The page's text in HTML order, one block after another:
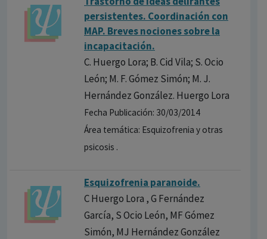
persistentes. Coordinación con
MAP. Breves nociones sobre la
incapacitación.
C. Huergo Lora; B. Cid Vila; S. Ocio
León; M. F. Gómez Simón; M. J.
Hernández González. Huergo Lora
Fecha Publicación: 30/03/2014
Área temática: Esquizofrenia y otras
psicosis .
Esquizofrenia paranoide.
C Huergo Lora , G Fernández
García, S Ocio León, MF Gómez
Simón, MJ Hernández González